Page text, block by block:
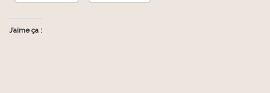
J’aime ça :